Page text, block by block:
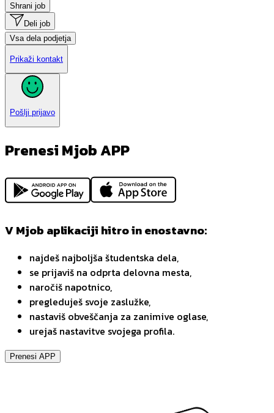
Shrani job
Deli job
Vsa dela podjetja
Prikaži kontakt
Pošlji prijavo
Prenesi Mjob APP
V Mjob aplikaciji hitro in enostavno:
najdeš najboljša študentska dela,
se prijaviš na odprta delovna mesta,
naročiš napotnico,
pregleduješ svoje zaslužke,
nastaviš obveščanja za zanimive oglase,
urejaš nastavitve svojega profila.
Prenesi APP